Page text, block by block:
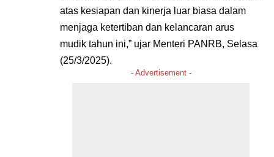
atas kesiapan dan kinerja luar biasa dalam
menjaga ketertiban dan kelancaran arus
mudik tahun ini,” ujar Menteri PANRB, Selasa
(25/3/2025).
- Advertisement -